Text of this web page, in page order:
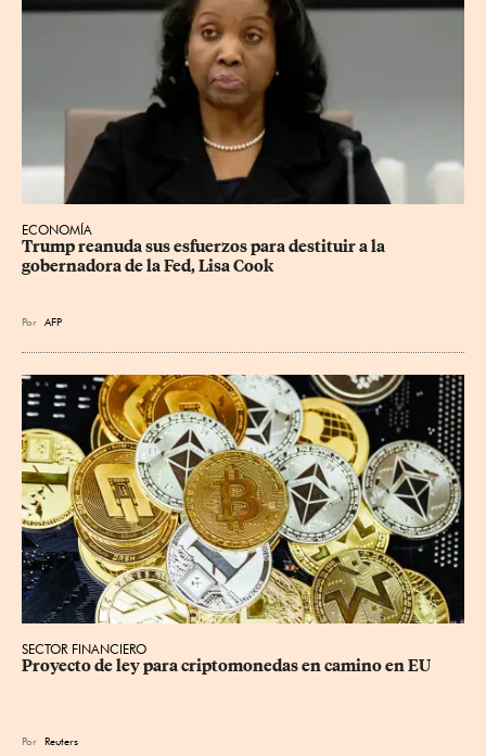
ECONOMÍA
Trump reanuda sus esfuerzos para destituir a la
gobernadora de la Fed, Lisa Cook
Por AFP
SECTOR FINANCIERO
Proyecto de ley para criptomonedas en camino en EU
Por Reuters